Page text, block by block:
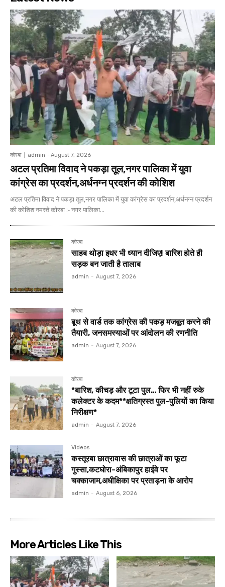
कोरबा admin - August 7, 2026
अटल प्रतिमा विवाद ने पकड़ा तूल,नगर पालिका में युवा
कांग्रेस का प्रदर्शन,अर्धनग्न प्रदर्शन की कोशिश
अटल प्रतिमा विवाद ने पकड़ा तूल,नगर पालिका में युवा कांग्रेस का प्रदर्शन,अर्धनग्न प्रदर्शन
की कोशिश नमस्ते कोरबा :- नगर पालिका...
कोरबा
साहब थोड़ा इधर भी ध्यान दीजिए! बारिश होते ही
सड़क बन जाती है तालाब
admin - August 7, 2026
कोरबा
बूथ से वार्ड तक कांग्रेस की पकड़ मजबूत करने की
तैयारी, जनसमस्याओं पर आंदोलन की रणनीति
admin - August 7, 2026
कोरबा
*बारिश, कीचड़ और टूटा पुल… फिर भी नहीं रुके
कलेक्टर के कदम**क्षतिग्रस्त पुल-पुलियों का किया
निरीक्षण*
admin - August 7, 2026
Videos
कस्तूरबा छात्रावास की छात्राओं का फूटा
गुस्सा,कटघोरा-अंबिकापुर हाईवे पर
चक्काजाम,अधीक्षिका पर प्रताड़ना के आरोप
admin - August 6, 2026
More Articles Like This